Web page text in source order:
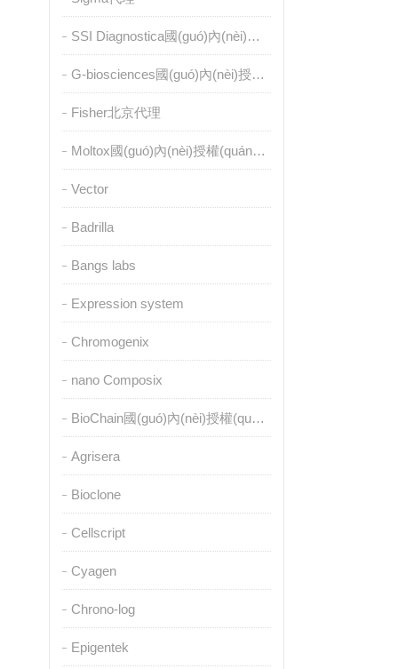
SSI Diagnostica國(guó)內(nèi)授權(quán)代理
G-biosciences國(guó)內(nèi)授權(quán)代理
Fisher北京代理
Moltox國(guó)內(nèi)授權(quán)代理
Vector
Badrilla
Bangs labs
Expression system
Chromogenix
nano Composix
BioChain國(guó)內(nèi)授權(quán)代理
Agrisera
Bioclone
Cellscript
Cyagen
Chrono-log
Epigentek